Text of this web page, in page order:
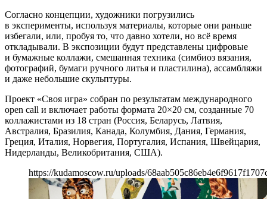
Согласно концепции, художники погрузились
в эксперименты, используя материалы, которые они раньше
избегали, или, пробуя то, что давно хотели, но всё время
откладывали. В экспозиции будут представлены цифровые
и бумажные коллажи, смешанная техника (симбиоз вязания,
фотографий, бумаги ручного литья и пластилина), ассамбляжи
и даже небольшие скульптуры.
Проект «Своя игра» собран по результатам международного
open call и включает работы формата 20×20 см, созданные 70
коллажистами из 18 стран (Россия, Беларусь, Латвия,
Австралия, Бразилия, Канада, Колумбия, Дания, Германия,
Греция, Италия, Норвегия, Португалия, Испания, Швейцария,
Нидерланды, Великобритания, США).
https://kudamoscow.ru/uploads/